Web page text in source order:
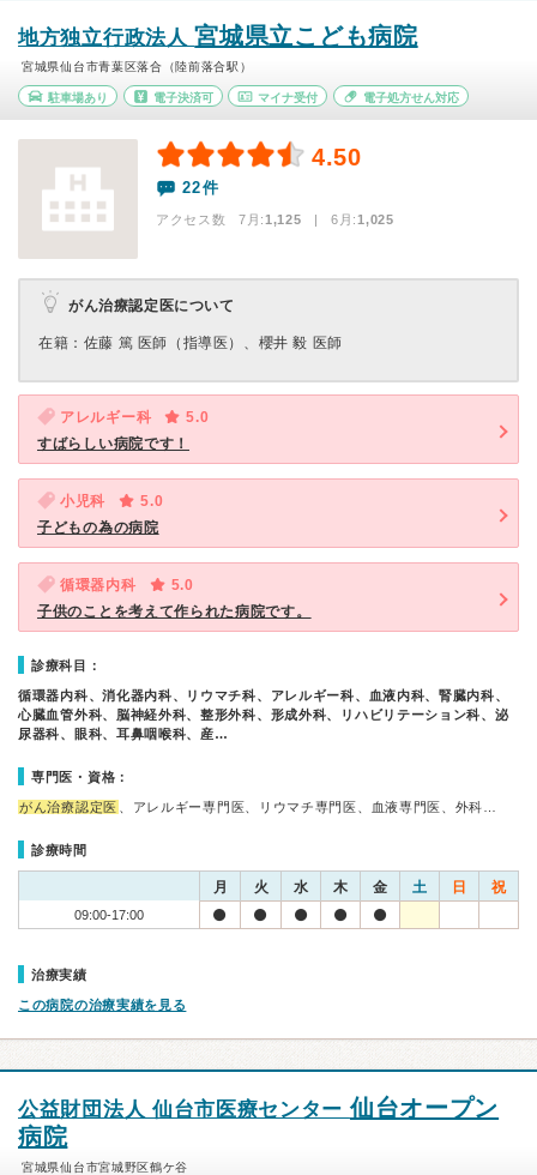
地方独立行政法人宮城県立こども病院
宮城県仙台市青葉区落合（陸前落合駅）
駐車場あり 電子決済可 マイナ受付 電子処方せん対応
4.50
22件
アクセス数 7月:1,125 | 6月:1,025
がん治療認定医について
在籍：佐藤 篤 医師（指導医）、櫻井 毅 医師
アレルギー科
5.0
すばらしい病院です！
小児科
5.0
子どもの為の病院
循環器内科
5.0
子供のことを考えて作られた病院です。
診療科目：
循環器内科、消化器内科、リウマチ科、アレルギー科、血液内科、腎臓内科、
心臓血管外科、脳神経外科、整形外科、形成外科、リハビリテーション科、泌
尿器科、眼科、耳鼻咽喉科、産…
専門医・資格：
がん治療認定医 、アレルギー専門医、リウマチ専門医、血液専門医、外科…
診療時間
月 火 水 木 金 土 日 祝
09:00-17:00
治療実績
この病院の治療実績を見る
公益財団法人 仙台市医療センター仙台オープン
病院
宮城県仙台市宮城野区鶴ケ谷